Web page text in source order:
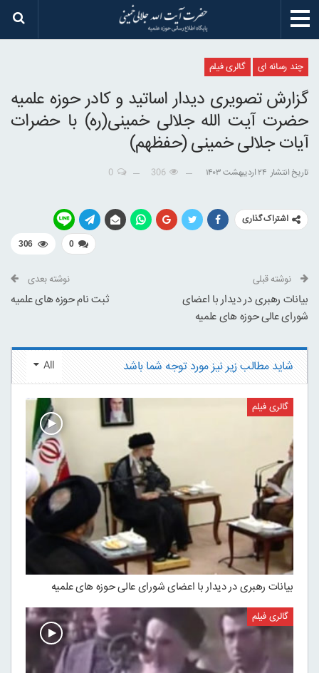
چند رسانه ای گالری فیلم
گزارش تصویری دیدار اساتید و کادر حوزه علمیه
حضرت آیت الله جلالی خمینی(ره) با حضرات
آیات جلالی خمینی (حفظهم)
تاریخ انتشار ۲۴ اردیبهشت ۱۴۰۳ 306
اشتراک گذاری
0
306
نوشته قبلی
بیانات رهبری در دیدار با اعضای
شورای عالی حوزه های علمیه
نوشته بعدی
ثبت نام حوزه های علمیه
All شاید مطالب زیر نیز مورد توجه شما باشد
گالری فیلم
بیانات رهبری در دیدار با اعضای شورای عالی حوزه های علمیه
گالری فیلم